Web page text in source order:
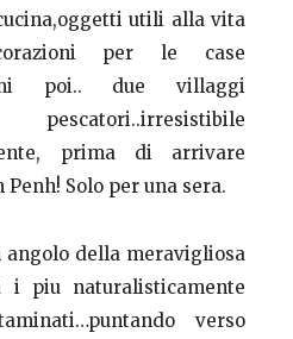
utili alla vita
per le case
poi.. due villaggi
prima di arrivare
Solo per una sera.
della meravigliosa
i piu naturalisticamente
verso